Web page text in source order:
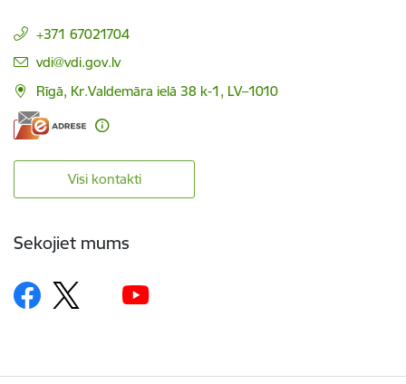
+371 67021704
E-pasts:
vdi@vdi.gov.lv
Rīgā, Kr.Valdemāra ielā 38 k-1, LV–1010
Visi kontakti
Sekojiet mums